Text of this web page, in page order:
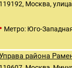
119192, Москва,
• Метро: Юго-
района